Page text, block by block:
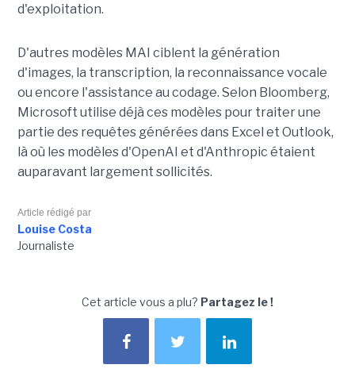
d'exploitation.
D'autres modèles MAI ciblent la génération
d'images, la transcription, la reconnaissance vocale
ou encore l'assistance au codage. Selon Bloomberg,
Microsoft utilise déjà ces modèles pour traiter une
partie des requêtes générées dans Excel et Outlook,
là où les modèles d'OpenAI et d'Anthropic étaient
auparavant largement sollicités.
Article rédigé par
Louise Costa
Journaliste
Cet article vous a plu? Partagez le !